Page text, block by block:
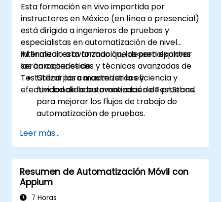
dirigidas por datos.
Distribuir las pruebas con Selenium Grid.
Esta formación en vivo impartida por
instructores en México (en línea o presencial)
está dirigida a ingenieros de pruebas y
especialistas en automatización de nivel
intermedio a avanzado que deseen explorar
las características y técnicas avanzadas de
TestStand para maximizar la eficiencia y
efectividad de la automatización de pruebas.
Al finalizar esta formación, los participantes
serán capaces de:
Utilizar las características y
funcionalidades avanzadas de TestStand
para mejorar los flujos de trabajo de
automatización de pruebas.
desarrollar secuencias de pruebas
avanzadas.
Implementar técnicas avanzadas de
procesamiento de resultados y
generación de informes.
Integrar TestStand con bases de datos,
Leer más...
Resumen de Automatización Móvil con
Appium
7 Horas